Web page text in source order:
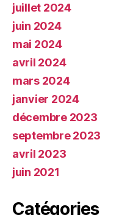
juillet 2024
juin 2024
mai 2024
avril 2024
mars 2024
janvier 2024
décembre 2023
septembre 2023
avril 2023
juin 2021
Catégories